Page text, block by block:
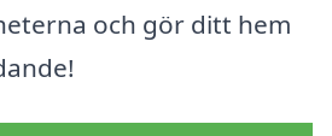
och gör ditt hem